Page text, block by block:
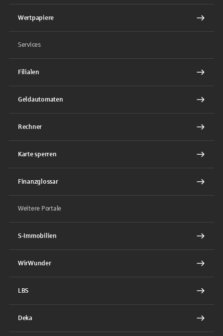
Wertpapiere
Services
Filialen
Geldautomaten
Rechner
Karte sperren
Finanzglossar
Weitere Portale
S-Immobilien
WirWunder
LBS
Deka